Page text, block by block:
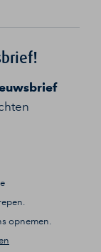
opnemen.